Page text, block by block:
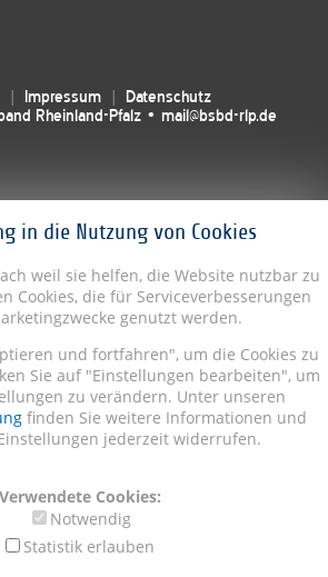
in die Nutzung von Cookies
weil sie helfen, die Website nutzbar zu
Cookies, die für Serviceverbesserungen
genutzt werden.
und fortfahren", um die Cookies zu
Sie auf "Einstellungen bearbeiten", um
zu verändern. Unter unseren
finden Sie weitere Informationen und
jederzeit widerrufen.
Verwendete Cookies:
Notwendig
Statistik erlauben
Impressum
Datenschutz
Rheinland-Pfalz • mail@bsbd-rlp.de